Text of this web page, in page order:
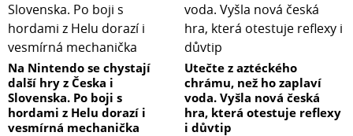
Na Nintendo se chystají
další hry z Česka i
Slovenska. Po boji s
hordami z Helu dorazí i
vesmírná mechanička
Utečte z aztéckého
chrámu, než ho zaplaví
voda. Vyšla nová česká
hra, která otestuje reflexy
i důvtip